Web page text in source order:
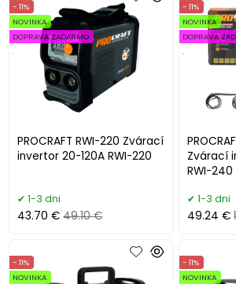
PROCRAFT RWI-220 Zvárací
invertor 20-120A RWI-220
- 11%
NOVINKA
DOPRAVA ZADARMO
.
1-3 dni
43.70 € 49.10 €
Zvárací
RWI-240
- 11%
NOVINKA
DOPRAVA
.
1-3 dni
49.24 €
- 11%
NOVINKA
- 11%
NOVINKA